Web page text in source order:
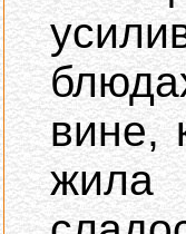
вине,